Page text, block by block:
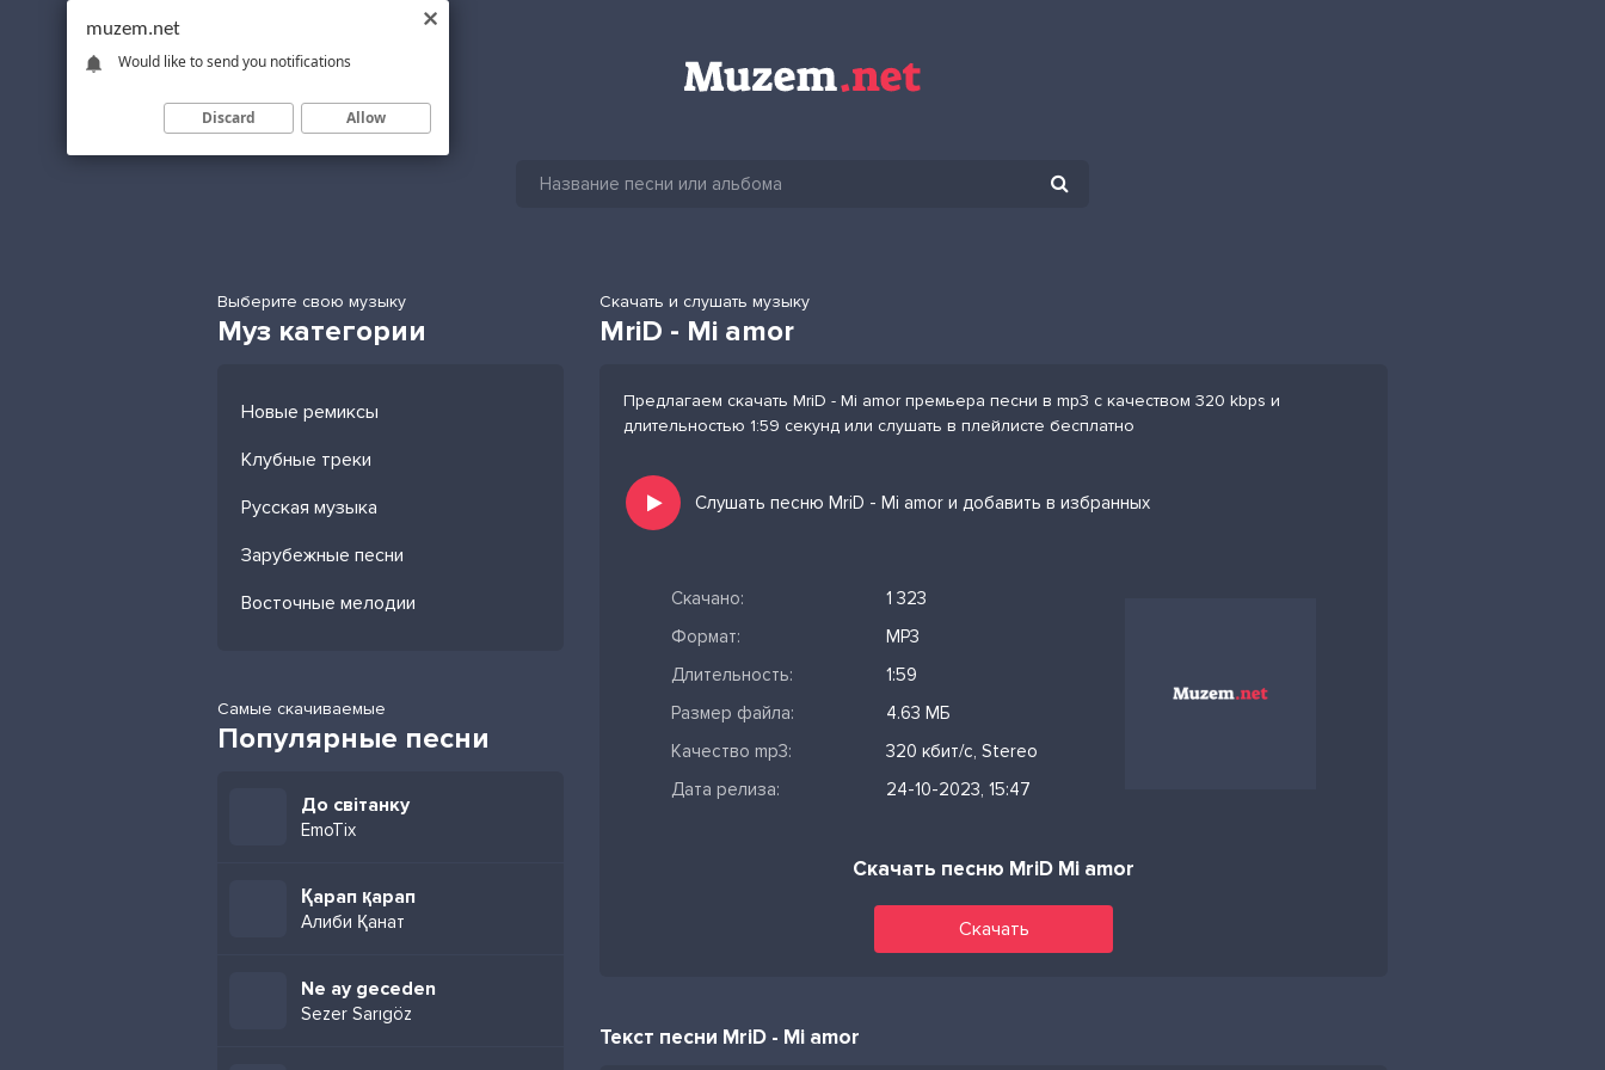
Выберите свою музыку
Муз категории
Новые ремиксы
Клубные треки
Русская музыка
Зарубежные песни
Восточные мелодии
Самые скачиваемые
Популярные песни
До світанку
EmoTix
Қарап қарап
Алиби Қанат
Ne ay geceden
Sezer Sarıgöz
Скачать и слушать музыку
MriD - Mi amor
Предлагаем скачать MriD - Mi amor премьера песни в mp3 с качеством 320 kbps и
длительностью 1:59 секунд или слушать в плейлисте бесплатно
Слушать песню MriD - Mi amor и добавить в избранных
Скачано:
1 323
Формат:
MP3
Длительность:
1:59
Размер файла:
4.63 МБ
Качество mp3:
320 кбит/с, Stereo
Дата релиза:
24-10-2023, 15:47
Скачать песню MriD Mi amor
Скачать
Текст песни MriD - Mi amor
muzem.net
Would like to send you notifications
Discard Allow